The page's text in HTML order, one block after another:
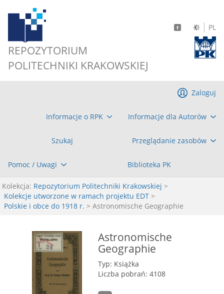
REPOZYTORIUM
POLITECHNIKI KRAKOWSKIEJ
PL
Informacje o RPK Informacje dla Autorów
Szukaj Przeglądanie zasobów
Pomoc / Uwagi Biblioteka PK
Zaloguj
Kolekcja: Repozytorium Politechniki Krakowskiej >
Kolekcje utworzone w ramach projektu EDT >
Polskie i obce do 1918 r. > Astronomische Geographie
Astronomische
Geographie
Typ: Książka
Liczba pobrań: 4108